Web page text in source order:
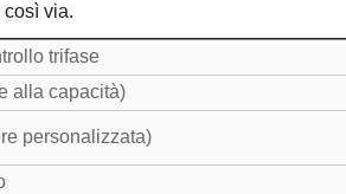
via.
trifase
alla capacità)
personalizzata)